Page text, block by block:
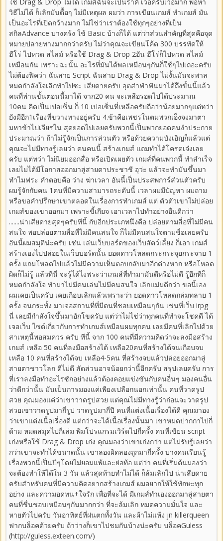
วิธีไม่ได้ ก็เลิกมันดื้อๆ ไม่มีเหตุผล ผมว่า การเขียนเกมส์ ทำเกมส์ มัน
เป็นอะไรที่เปิดกว้างมาก ไม่ไช่ว่าเราต้องใช้ทุกๆอย่างที่เป็น
สกิลAdvance บางคร้ง ใช้ Basic บ้างก็ได้ แต่ว่าส่วนสำคัญที่สุดคือจุด
หมายปลายทางมากกว่าครับ ไม่ว่าคุณจะเขียนโค้ด 300 บรรทัดให้
ฮีโร่ ไปหวด สไลม์ หรือใช้ Drag & Drop 2อัน ฮีโร่ก็ไปหวด สไลม์
เหมือนกัน เพราะฉะนั้น อะไรที่มันได้พลเหมือนๆกันก็ใช้ๆไปเถอะครับ
ไม่ต้องฟิคว่า ฉันสาย Script ฉันสาย Drag & Drop ไม่งั้นมันจะพาล
หมดกำลังใจเลิกทำไปซะ เสียดายครับ อุตส่าฟ่าฟันมาได้ถึงขั้นนี้แล้ว
คนที่พ่านขั้นตอนนี้มาได้ จาก20 คน จะเหลือรอดไปได้ประมาณ
10คน คิดเป็นเปอเซ็น ก็ 10 เปอเซ็นที่เหลือครับถือว่าน้อยมากๆแต่ทว่า
ยังมีอีก1เรื่องที่ขวางทางอยู่ครับ 4.ข้าคือเพชรในตมพวกเอ็งจงมาตา
มหาข้าไปเจียรไน สุดยอดไปเลยครับพวกนี้เป็นพวกยอดคนงำประกาย
ประมาณว่า ถ้าไม่รู้จักเป็นการส่วนตัว หรือด้วยความบังเอิญก็แล้วแต่
คุณจะไม่มีทางรู้เลยว่า คนคนนี้ สร้างเกมส์ แถมทำได้โครตเจ๋งเลย
ครับ แต่ทว่า ไม่นิยมออกสื่อ หรือเปิดเผยตัว เกมส์ที่คนพวกนี้ ทำสำเร็จ
เลยไม่ได้มีโอกาสออกมาสู่สายตาประชาชี อุว่ะ แล้วจะทำมันขึ้นมา
ทำไมฟระ คำตอบคือ ว่าง ฆ่าเวลา อันนี้เป็นประสพการ์ส่วนตัวครับ
ผมรู้จักกับคน 1คนที่มีความสามารถระดับนี้ เวลาผมมีปัญหา ผมถาม
หรือขอคำปรึกษาเขาตลอดในเรื่องการทำเกมส์ แต่ ตัวตัวเขาไม่ปล่อย
เกมส์ของเขาออกมา เพราะขี้เกียจ เอาเวลาไปทำอย่างอื่นดีกว่า
.......น่าเสียดายสุดๆครับทีนี้ กับอีกประเภทนึงคือ ปล่อยตามสื่อที่ไม่มีคน
สนใจ พอปล่อยตามสื่อที่ไม่มีคนสนใจ ก็ไม่มีคนสนใจตามชื่อเลยครับ
อันนี้ผมสมุติน่ะครับ เช่น เล่นเว็บบอร์ดของเว็บสัตว์เลี้ยง ก็เอา เกมส์
สร้างเองไปปล่อยในเว็บบอร์ดนั้น ยอดดาวโหลดกระกระจุยกระจาย 1
ครั้ง แถมโหลดไปแล้วไม่มีความเห็นตอบกลับมาอีกต่างหาก หรือโหลด
ผิดก็ไม่รู้ แล้วทีนี่ จะรู้ได้ไงฟระว่าเกมส์ที่ทำมามันดีหรือไม่ดี รู้อีกทีก็
หมดกำลังใจ ทำมาไม่มีคนเล่นไม่มีคนสนใจ เลิกแม่มดีกว่า ขอนี้เอง
ผมเคยเป็นครับ เคยเกือบเลิกแล้วเพราะว่า ยอดดาวโหลดถล่มทลาย 1
ครั้ง จนกระทั้ง มาเจอสถานที่ที่มีตนที่ชอบเหมือนๆกัน เช่นที่เว็บ irpg
นี่ เลยมีกำลังใจขึ้นมาอักโขครับ แต่ว่าไม่ไช่ว่าทุกคนที่ทำจะโชคดี ได้
เจอเว็บ ไซด์เกี่ยวกับการทำเกมส์เหมือนผมทุกคน เลยมีคนที่เลิกไปด้วย
สาเหตุนี้พอสมควร ครับ ทีนี้ จาก 100 คนที่มีความคิดว่าจะลงมือสร้าง
เกมส์ เหลือ 50 คนที่ลงมือสร้างได้ เหลือ20คนที่สร้างได้จนเกือบจบ
เหลือ 10 คนที่สร้างได้จบ เหลือ4-5คน ที่สร้างจบแล้วปล่อยออกมาสู่
สายตาชาวโลก ดีไม่ดี สัดส่วนอาจน้อยกว่านี้อีกครับ สรุปเลยครับ การ
ที่เราลงมือทำอะไรซักอย่างแล้วต้องคอยแข่งขันกับคนอื่นๆ มองคนอื่น
ว่าดีกว่านั้น มันเป็นการมองแค่เพียงเปลือกนอกเท่านั้น คนที่วาดรูป
สวย คุณมองแค่ว่าเขาวาดรูปสวย แต่คุณไม่มีทางรู้ว่าก่อนจะวาดรูป
สวยเขาวาดรูปมากี่รูป วาดรูปมากี่ปี คนที่แต่งเนื้อเรื่องได้ดี คุณมาอง
ว่าเขาแต่งเนื้อเรื่องดี แต่กว่าจะได้เนื้อเรื่องนั้นมา เขาหมดปากกาไปกี่
ด้าม หมดสมุดไปกี่เล่ม พิมโปรแกรมเวิร์ดไปกี่ครั้ง คนที่เขียน script
เก่งหรือใช้ Drag & Drop เก่ง คุณมองว่าเขาเก่งกว่า แต่ไม่รับรู้เลยว่า
กว่าเขาจะทำได้ขนาดนั้น เขาลองผิดลองถูกมากี่ครั้ง บางคนเรียนรู้
เรื่องพวกนี้เป็นปีๆโดยไม่ยอมแพ้และย่อท้อ แต่ว่า คนที่เริ่มต้นมองว่า
จะต้องทำให้ได้ใน 3 วัน แล้วสุดท้ายทำไม่ได้ ก็ล้มเลิกไป น่าเสียดาย
ครับสำหรับคนที่มีความคิดอยากสร้างเกมส์ ผมอยากให้ใช้ทักษะทุก
อย่าง และความอดทน+ใจรัก เพื่อที่จะได้ มีเกมส์ทำเองออกมาสู่สายตา
คนที่ชื่นชอบเหมือนๆกันมากกว่า ที่จะล้มเลิก หมดความมั่นใจ และ
หายตัวไปครับ วันอาทิตย์ที่ฝนตกทั้งวัน และผ้าไม่แห้ง jn killerqueen
ฟากบล็อคด้วยครับ ถ้าว่างก็เขาไปชมกันบ้างน่ะครับ บล็อคGuless
(http://guless.exteen.com/)